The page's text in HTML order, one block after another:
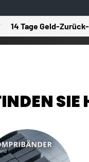
14 Tage Geld-
SIE